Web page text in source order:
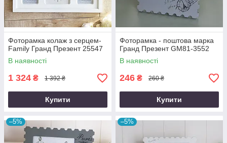
Фоторамка колаж з серцем-
Family Гранд Презент 25547
В наявності
1 324 ₴ 1 392 ₴
Купити
Фоторамка - поштова марка
Гранд Презент GM81-3552
В наявності
246 ₴ 260 ₴
Купити
–5% –5%